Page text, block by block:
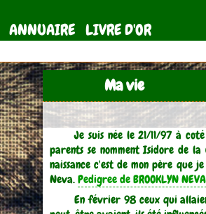
ANNUAIRE LIVRE D'OR
Ma vie
Je suis née le 21/11/97 à
parents se nomment Isidore de
naissance c'est de mon père que
Neva.Pedigree de BROOKLYN NEVA
En février 98 ceux qui